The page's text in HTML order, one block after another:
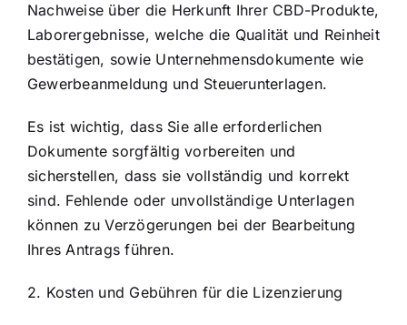
Nachweise über die Herkunft Ihrer CBD-Produkte,
Laborergebnisse, welche die Qualität und Reinheit
bestätigen, sowie Unternehmensdokumente wie
Gewerbeanmeldung und Steuerunterlagen.
Es ist wichtig, dass Sie alle erforderlichen
Dokumente sorgfältig vorbereiten und
sicherstellen, dass sie vollständig und korrekt
sind. Fehlende oder unvollständige Unterlagen
können zu Verzögerungen bei der Bearbeitung
Ihres Antrags führen.
2. Kosten und Gebühren für die Lizenzierung